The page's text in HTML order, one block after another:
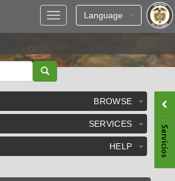
Language
BROWSE
SERVICES
HELP